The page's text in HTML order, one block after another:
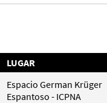
LUGAR
Espacio German Krüger
Espantoso - ICPNA